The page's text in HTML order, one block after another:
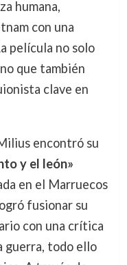
humana,
con una
película no solo
que también
clave en
encontró su
y el león»
en el Marruecos
fusionar su
con una crítica
guerra, todo ello